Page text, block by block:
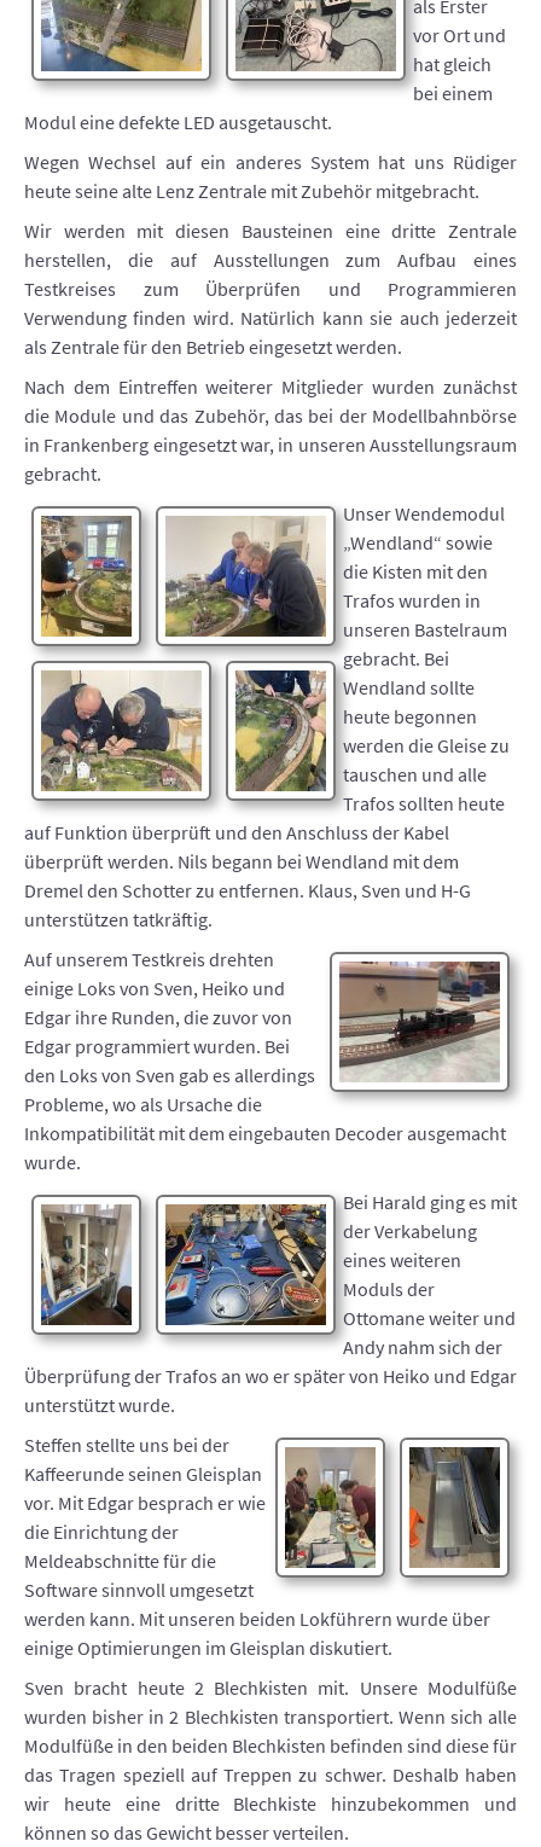
als Erster
vor Ort und
hat gleich
bei einem
Modul eine defekte LED ausgetauscht.
Wegen Wechsel auf ein anderes System hat uns Rüdiger
heute seine alte Lenz Zentrale mit Zubehör mitgebracht.
Wir werden mit diesen Bausteinen eine dritte Zentrale
herstellen, die auf Ausstellungen zum Aufbau eines
Testkreises zum Überprüfen und Programmieren
Verwendung finden wird. Natürlich kann sie auch jederzeit
als Zentrale für den Betrieb eingesetzt werden.
Nach dem Eintreffen weiterer Mitglieder wurden zunächst
die Module und das Zubehör, das bei der Modellbahnbörse
in Frankenberg eingesetzt war, in unseren Ausstellungsraum
gebracht.
Unser Wendemodul
„Wendland“ sowie
die Kisten mit den
Trafos wurden in
unseren Bastelraum
gebracht. Bei
Wendland sollte
heute begonnen
werden die Gleise zu
tauschen und alle
Trafos sollten heute
auf Funktion überprüft und den Anschluss der Kabel
überprüft werden. Nils begann bei Wendland mit dem
Dremel den Schotter zu entfernen. Klaus, Sven und H-G
unterstützen tatkräftig.
Auf unserem Testkreis drehten
einige Loks von Sven, Heiko und
Edgar ihre Runden, die zuvor von
Edgar programmiert wurden. Bei
den Loks von Sven gab es allerdings
Probleme, wo als Ursache die
Inkompatibilität mit dem eingebauten Decoder ausgemacht
wurde.
Bei Harald ging es mit
der Verkabelung
eines weiteren
Moduls der
Ottomane weiter und
Andy nahm sich der
Überprüfung der Trafos an wo er später von Heiko und Edgar
unterstützt wurde.
Steffen stellte uns bei der
Kaffeerunde seinen Gleisplan
vor. Mit Edgar besprach er wie
die Einrichtung der
Meldeabschnitte für die
Software sinnvoll umgesetzt
werden kann. Mit unseren beiden Lokführern wurde über
einige Optimierungen im Gleisplan diskutiert.
Sven bracht heute 2 Blechkisten mit. Unsere Modulfüße
wurden bisher in 2 Blechkisten transportiert. Wenn sich alle
Modulfüße in den beiden Blechkisten befinden sind diese für
das Tragen speziell auf Treppen zu schwer. Deshalb haben
wir heute eine dritte Blechkiste hinzubekommen und
können so das Gewicht besser verteilen.